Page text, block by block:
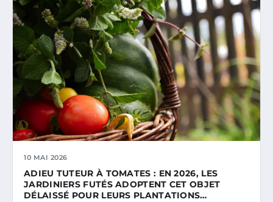
10 MAI 2026
ADIEU TUTEUR À TOMATES : EN 2026, LES
JARDINIERS FUTÉS ADOPTENT CET OBJET
DÉLAISSÉ POUR LEURS PLANTATIONS…